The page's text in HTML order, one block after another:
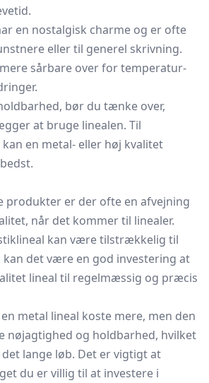
en nostalgisk charme og er ofte
eller til generel skrivning.
sårbare over for temperatur-
bør du tænke over,
at bruge linealen. Til
en metal- eller høj kvalitet
produkter er der ofte en afvejning
når det kommer til linealer.
kan være tilstrækkelig til
kan det være en god investering at
lineal til regelmæssig og præcis
metal lineal koste mere, men den
nøjagtighed og holdbarhed, hvilket
lange løb. Det er vigtigt at
du er villig til at investere i